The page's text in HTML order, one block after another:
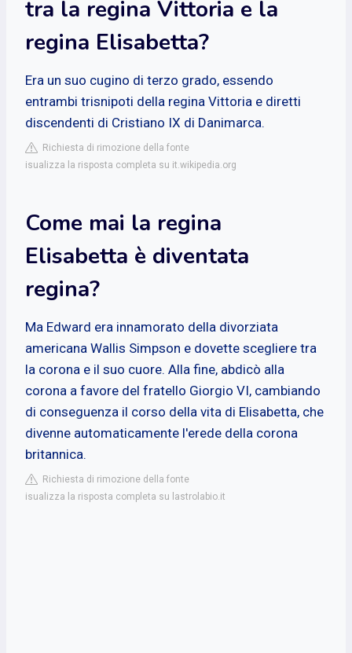
tra la regina Vittoria e la
regina Elisabetta?
Era un suo cugino di terzo grado, essendo
entrambi trisnipoti della regina Vittoria e diretti
discendenti di Cristiano IX di Danimarca.
Richiesta di rimozione della fonte
isualizza la risposta completa su it.wikipedia.org
Come mai la regina
Elisabetta è diventata
regina?
Ma Edward era innamorato della divorziata
americana Wallis Simpson e dovette scegliere tra
la corona e il suo cuore. Alla fine, abdicò alla
corona a favore del fratello Giorgio VI, cambiando
di conseguenza il corso della vita di Elisabetta, che
divenne automaticamente l'erede della corona
britannica.
Richiesta di rimozione della fonte
isualizza la risposta completa su lastrolabio.it